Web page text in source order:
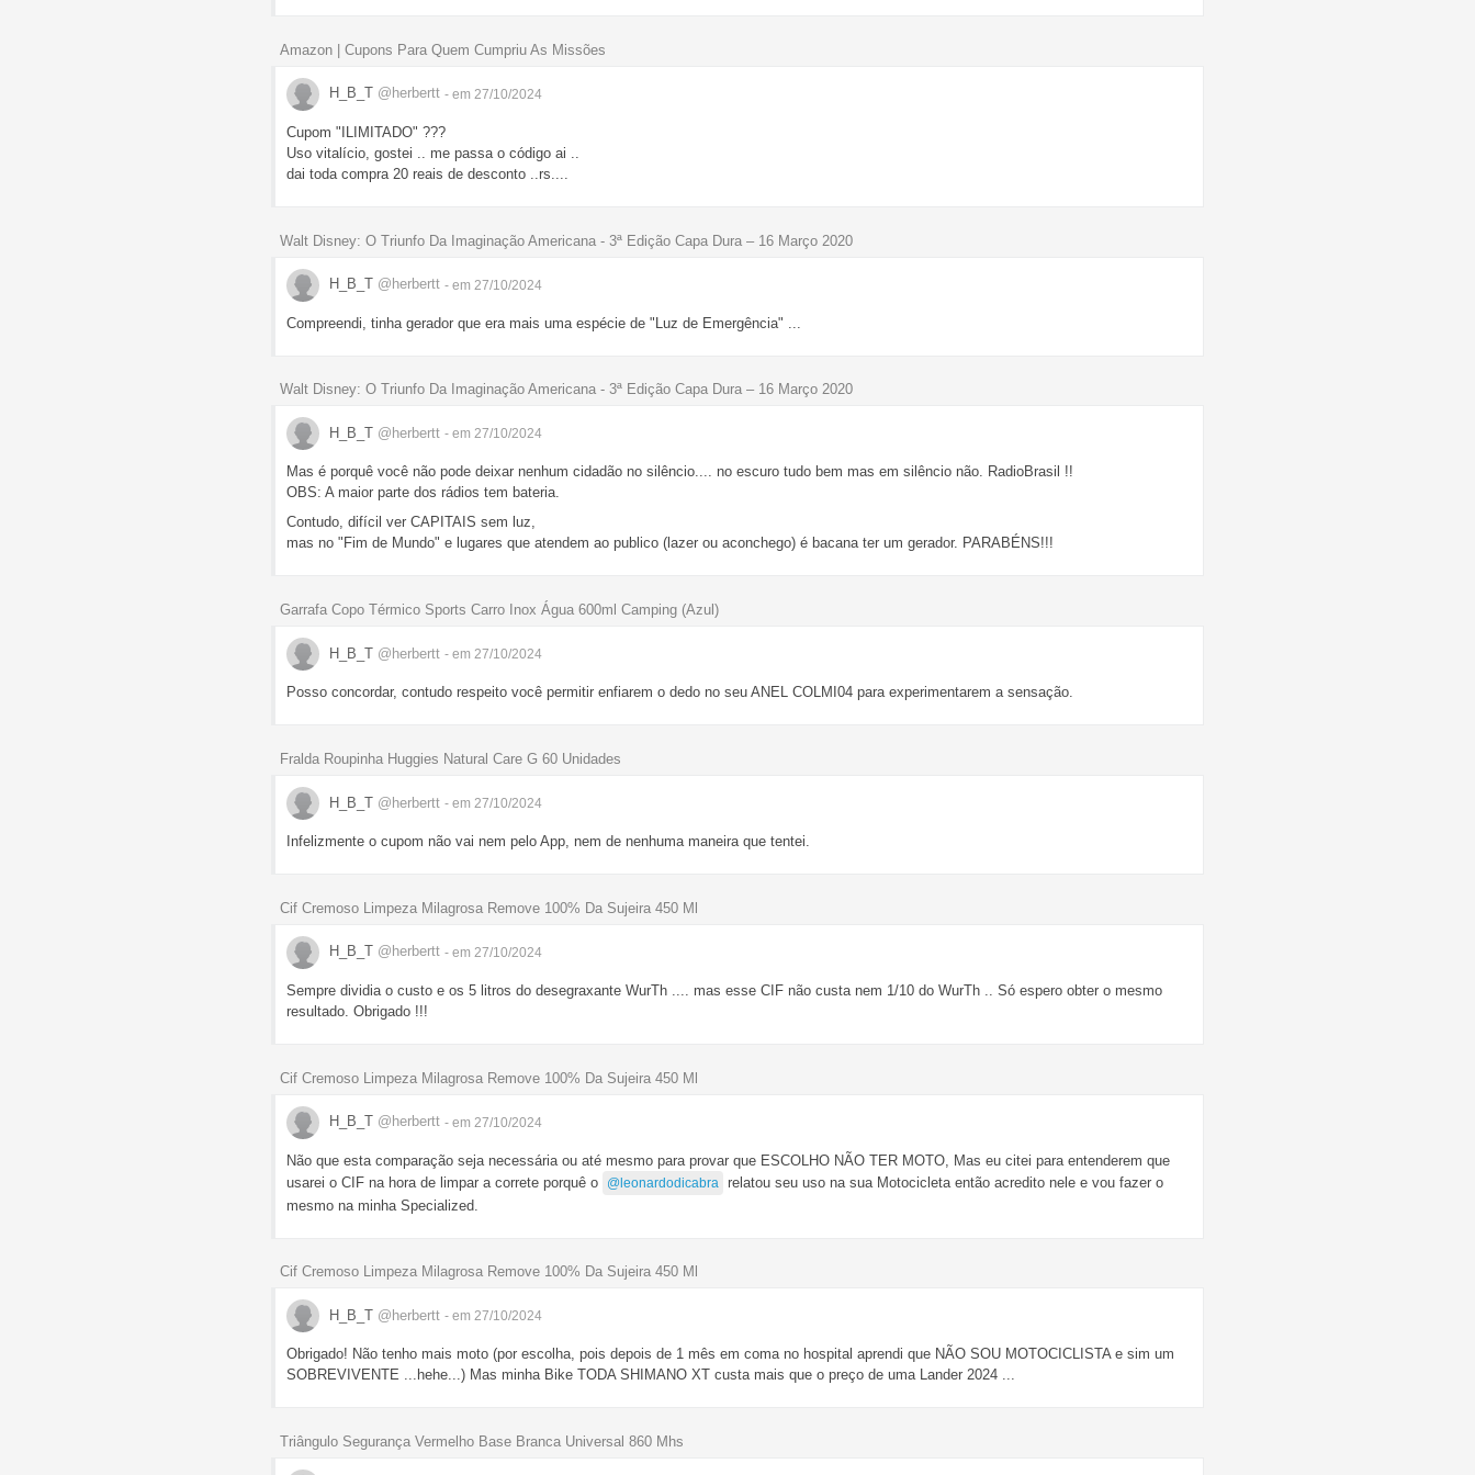
Amazon | Cupons Para Quem Cumpriu As Missões
H_B_T @herbertt - em 27/10/2024
Cupom "ILIMITADO" ???
Uso vitalício, gostei .. me passa o código ai ..
dai toda compra 20 reais de desconto ..rs....
Walt Disney: O Triunfo Da Imaginação Americana - 3ª Edição Capa Dura – 16 Março 2020
H_B_T @herbertt - em 27/10/2024
Compreendi, tinha gerador que era mais uma espécie de "Luz de Emergência" ...
Walt Disney: O Triunfo Da Imaginação Americana - 3ª Edição Capa Dura – 16 Março 2020
H_B_T @herbertt - em 27/10/2024
Mas é porquê você não pode deixar nenhum cidadão no silêncio.... no escuro tudo bem mas em silêncio não. RadioBrasil !!
OBS: A maior parte dos rádios tem bateria.
Contudo, difícil ver CAPITAIS sem luz,
mas no "Fim de Mundo" e lugares que atendem ao publico (lazer ou aconchego) é bacana ter um gerador. PARABÉNS!!!
Garrafa Copo Térmico Sports Carro Inox Água 600ml Camping (Azul)
H_B_T @herbertt - em 27/10/2024
Posso concordar, contudo respeito você permitir enfiarem o dedo no seu ANEL COLMI04 para experimentarem a sensação.
Fralda Roupinha Huggies Natural Care G 60 Unidades
H_B_T @herbertt - em 27/10/2024
Infelizmente o cupom não vai nem pelo App, nem de nenhuma maneira que tentei.
Cif Cremoso Limpeza Milagrosa Remove 100% Da Sujeira 450 Ml
H_B_T @herbertt - em 27/10/2024
Sempre dividia o custo e os 5 litros do desegraxante WurTh .... mas esse CIF não custa nem 1/10 do WurTh .. Só espero obter o mesmo
resultado. Obrigado !!!
Cif Cremoso Limpeza Milagrosa Remove 100% Da Sujeira 450 Ml
H_B_T @herbertt - em 27/10/2024
Não que esta comparação seja necessária ou até mesmo para provar que ESCOLHO NÃO TER MOTO, Mas eu citei para entenderem que
usarei o CIF na hora de limpar a correte porquê o
@leonardodicabra
relatou seu uso na sua Motocicleta então acredito nele e vou fazer o
mesmo na minha Specialized.
Cif Cremoso Limpeza Milagrosa Remove 100% Da Sujeira 450 Ml
H_B_T @herbertt - em 27/10/2024
Obrigado! Não tenho mais moto (por escolha, pois depois de 1 mês em coma no hospital aprendi que NÃO SOU MOTOCICLISTA e sim um
SOBREVIVENTE ...hehe...) Mas minha Bike TODA SHIMANO XT custa mais que o preço de uma Lander 2024 ...
Triângulo Segurança Vermelho Base Branca Universal 860 Mhs